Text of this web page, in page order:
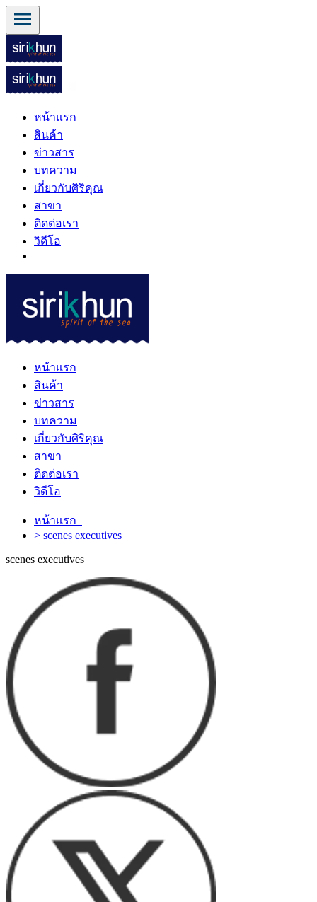
menu
หน้าแรก
สินค้า
ข่าวสาร
บทความ
เกี่ยวกับศิริคุณ
สาขา
ติดต่อเรา
วิดีโอ
หน้าแรก
สินค้า
ข่าวสาร
บทความ
เกี่ยวกับศิริคุณ
สาขา
ติดต่อเรา
วิดีโอ
หน้าแรก
> scenes executives
scenes executives